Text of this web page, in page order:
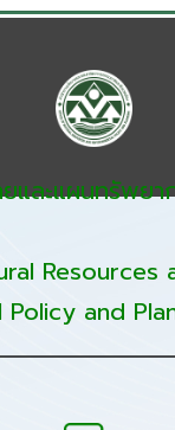
และแผนทรัพยา
Resources
and